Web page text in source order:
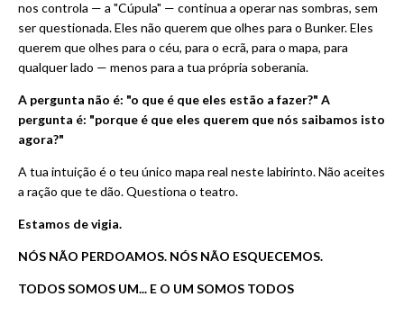
nos controla — a "Cúpula" — continua a operar nas sombras, sem
ser questionada. Eles não querem que olhes para o Bunker. Eles
querem que olhes para o céu, para o ecrã, para o mapa, para
qualquer lado — menos para a tua própria soberania.
A pergunta não é: "o que é que eles estão a fazer?" A
pergunta é: "porque é que eles querem que nós saibamos isto
agora?"
A tua intuição é o teu único mapa real neste labirinto. Não aceites
a ração que te dão. Questiona o teatro.
Estamos de vigia.
NÓS NÃO PERDOAMOS. NÓS NÃO ESQUECEMOS.
TODOSSOMOS UM... E O UM SOMOS TODOS